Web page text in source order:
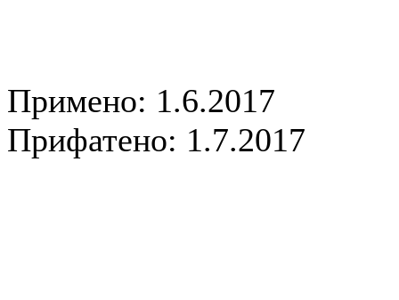
Примено: 1.6.2017
Прифатено: 1.7.2017